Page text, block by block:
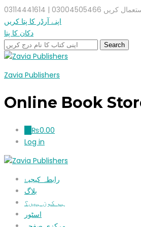
| 03114441614
اپنے آرڈر کا پتا کریں
دکان کا پتا
Zavia Publishers
Online Book
₨0.00
Log in
رابطہ کیجیۓ
بلاگ
ہم کون ہیں؟
اسٹور